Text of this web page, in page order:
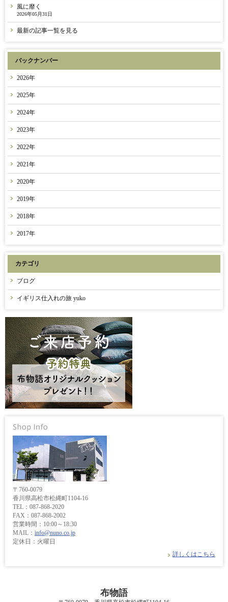
風に靡く
2026年05月31日
最新の記事一覧を見る
バックナンバー
2026年
2025年
2024年
2023年
2022年
2021年
2020年
2019年
2018年
2017年
カテゴリ
ブログ
イギリス仕入れの旅 yuko
〒760-0079
香川県高松市松縄町1104-16
TEL：087-868-2020
FAX：087-868-2002
営業時間：10:00～18:30
MAIL： info@nuno.co.jp
定休日：火曜日
詳しくはこちら
布物語